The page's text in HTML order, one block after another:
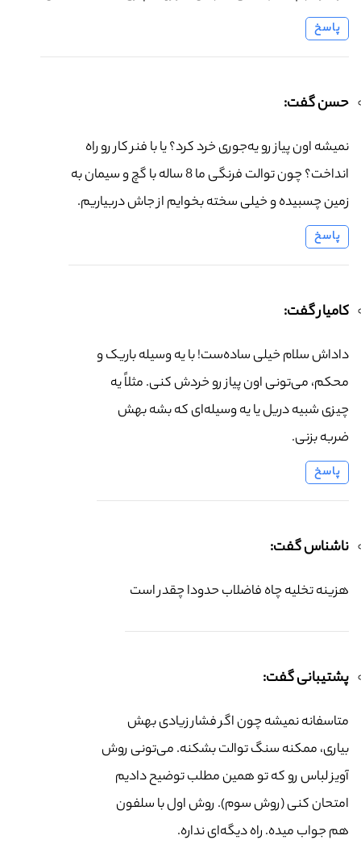
پاسخ
حسن گفت:
نمیشه اون پیاز رو یه‌جوری خرد کرد؟ یا با فنر کار رو راه
انداخت؟ چون توالت فرنگی ما 8 ساله با گچ و سیمان به
زمین چسبیده و خیلی سخته بخوایم از جاش دربیاریم.
پاسخ
کامیار گفت:
داداش سلام خیلی ساده‌ست! با یه وسیله باریک و
محکم، می‌تونی اون پیاز رو خردش کنی. مثلاً یه
چیزی شبیه دریل یا یه وسیله‌ای که بشه بهش
ضربه بزنی.
پاسخ
ناشناس گفت:
هزینه تخلیه چاه فاضلاب حدودا چقدر است
پشتیبانی گفت:
متاسفانه نمیشه چون اگر فشار زیادی بهش
بیاری، ممکنه سنگ توالت بشکنه. می‌تونی روش
آویز لباس رو که تو همین مطلب توضیح دادیم
امتحان کنی (روش سوم). روش اول با سلفون
هم جواب میده. راه دیگه‌ای نداره.